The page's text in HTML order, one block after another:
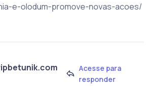
e-olodum-promove-novas-acoes/
Acesse para
responder